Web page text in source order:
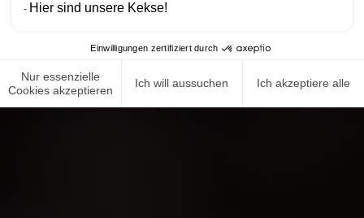
Hier sind unsere Kekse!
Einwilligungen zertifiziert durch
Nur essenzielle
Cookies akzeptieren
Ich will aussuchen Ich akzeptiere alle